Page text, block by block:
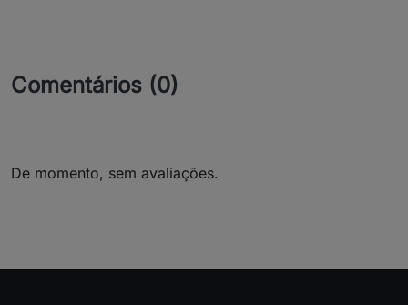
Comentários (0)
De momento, sem avaliações.